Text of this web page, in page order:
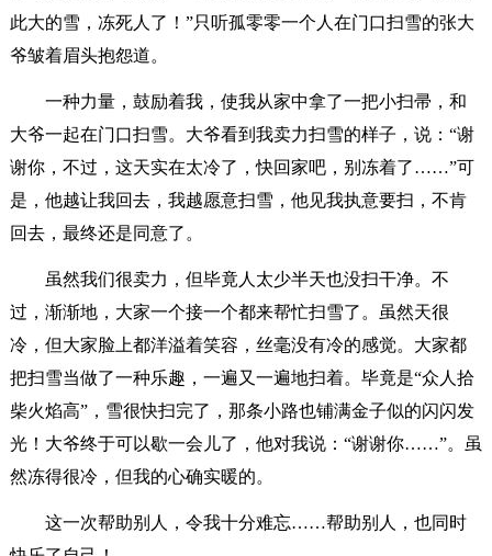
此大的雪，冻死人了！”只听孤零零一个人在门口扫雪的张大
爷皱着眉头抱怨道。
一种力量，鼓励着我，使我从家中拿了一把小扫帚，和
大爷一起在门口扫雪。大爷看到我卖力扫雪的样子，说：“谢
谢你，不过，这天实在太冷了，快回家吧，别冻着了……”可
是，他越让我回去，我越愿意扫雪，他见我执意要扫，不肯
回去，最终还是同意了。
虽然我们很卖力，但毕竟人太少半天也没扫干净。不
过，渐渐地，大家一个接一个都来帮忙扫雪了。虽然天很
冷，但大家脸上都洋溢着笑容，丝毫没有冷的感觉。大家都
把扫雪当做了一种乐趣，一遍又一遍地扫着。毕竟是“众人拾
柴火焰高”，雪很快扫完了，那条小路也铺满金子似的闪闪发
光！大爷终于可以歇一会儿了，他对我说：“谢谢你……”。虽
然冻得很冷，但我的心确实暖的。
这一次帮助别人，令我十分难忘……帮助别人，也同时